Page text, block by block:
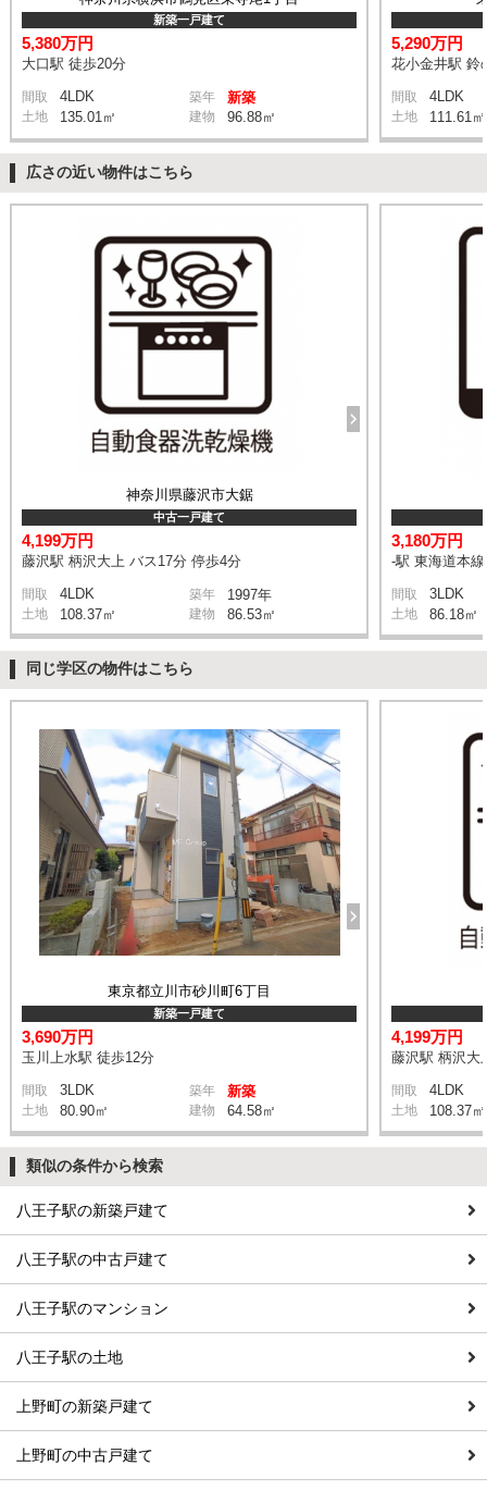
新築一戸建て
5,380万円
大口駅 徒歩20分
間取 4LDK 築年 新築
土地 135.01㎡ 建物 96.88㎡
5,290万円
花小金井駅 鈴
間取 4LDK
土地 111.61㎡
広さの近い物件はこちら
神奈川県藤沢市大鋸
中古一戸建て
4,199万円
藤沢駅 柄沢大上 バス17分 停歩4分
間取 4LDK 築年 1997年
土地 108.37㎡ 建物 86.53㎡
3,180万円
-駅 東海道本
間取 3LDK
土地 86.18㎡
同じ学区の物件はこちら
東京都立川市砂川町6丁目
新築一戸建て
3,690万円
玉川上水駅 徒歩12分
間取 3LDK 築年 新築
土地 80.90㎡ 建物 64.58㎡
4,199万円
藤沢駅 柄沢大
間取 4LDK
土地 108.37㎡
類似の条件から検索
八王子駅の新築戸建て
八王子駅の中古戸建て
八王子駅のマンション
八王子駅の土地
上野町の新築戸建て
上野町の中古戸建て